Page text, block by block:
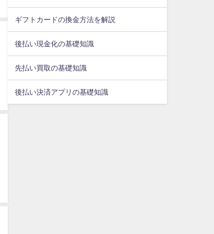
ギフトカードの換金方法を解説
後払い現金化の基礎知識
先払い買取の基礎知識
後払い決済アプリの基礎知識